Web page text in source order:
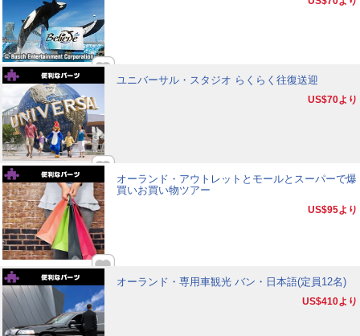
ユニバーサル・スタジオ らくらく往復送迎
US$70より
オーランド・アウトレットとモールとスーパーで爆
買いお買い物ツアー
US$95より
オーランド・専用車観光 バン・日本語(定員12名)
US$410より